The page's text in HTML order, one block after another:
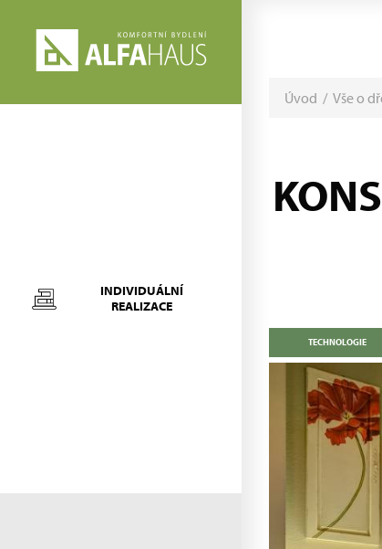
INDIVIDUÁLNÍ
REALIZACE
Úvod / Vše o
TECHNOLOGIE